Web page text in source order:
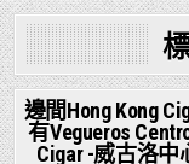
Posted
in
邊間Hong Kong
有Vegueros
Cigar -威古洛中